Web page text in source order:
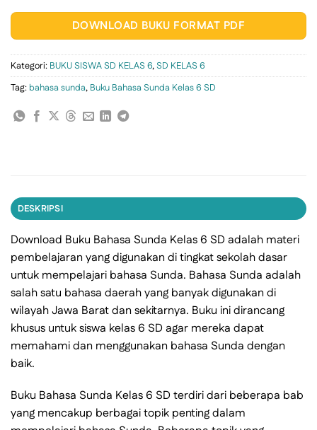
DOWNLOAD BUKU FORMAT PDF
Kategori: BUKU SISWA SD KELAS 6,SD KELAS 6
Tag: bahasa sunda, Buku Bahasa Sunda Kelas 6 SD
DESKRIPSI
Download Buku Bahasa Sunda Kelas 6 SD adalah materi
pembelajaran yang digunakan di tingkat sekolah dasar
untuk mempelajari bahasa Sunda. Bahasa Sunda adalah
salah satu bahasa daerah yang banyak digunakan di
wilayah Jawa Barat dan sekitarnya. Buku ini dirancang
khusus untuk siswa kelas 6 SD agar mereka dapat
memahami dan menggunakan bahasa Sunda dengan
baik.
Buku Bahasa Sunda Kelas 6 SD terdiri dari beberapa bab
yang mencakup berbagai topik penting dalam